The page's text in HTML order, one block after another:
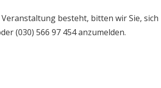
besteht, bitten wir Sie, sich
(030) 566 97 454 anzumelden.